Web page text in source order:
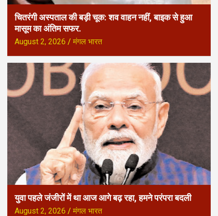
चितरंगी अस्पताल की बड़ी चूक: शव वाहन नहीं, बाइक से हुआ
मासूम का अंतिम सफर.
August 2, 2026 मंगल भारत
युवा पहले जंजीरों में था आज आगे बढ़ रहा, हमने परंपरा बदली
August 2, 2026 मंगल भारत